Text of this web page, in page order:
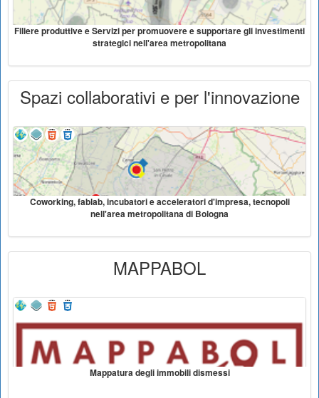
Filiere produttive e Servizi per promuovere e supportare gli investimenti
strategici nell'area metropolitana
Spazi collaborativi e per l'innovazione
Coworking, fablab, incubatori e acceleratori d'impresa, tecnopoli
nell'area metropolitana di Bologna
MAPPABOL
Mappatura degli immobili dismessi